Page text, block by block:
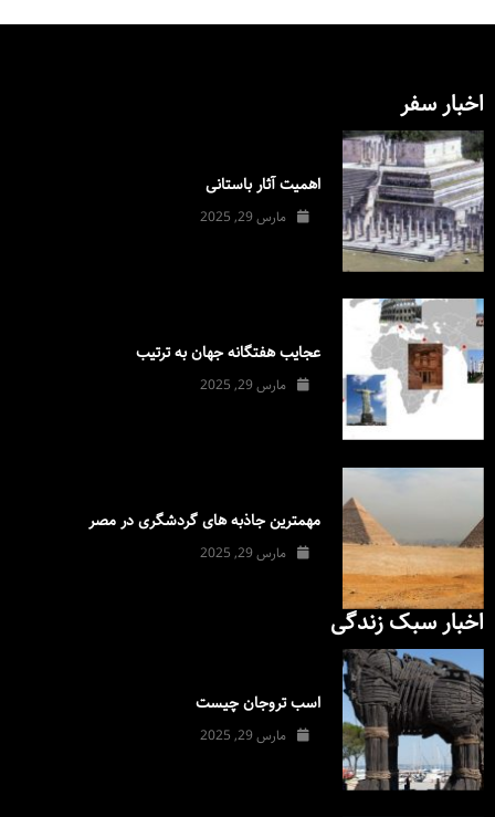
اخبار سفر
اهمیت آثار باستانی
مارس 29, 2025
عجایب هفتگانه جهان به ترتیب
مارس 29, 2025
مهمترین جاذبه های گردشگری در مصر
مارس 29, 2025
اخبار سبک زندگی
اسب تروجان چیست
مارس 29, 2025